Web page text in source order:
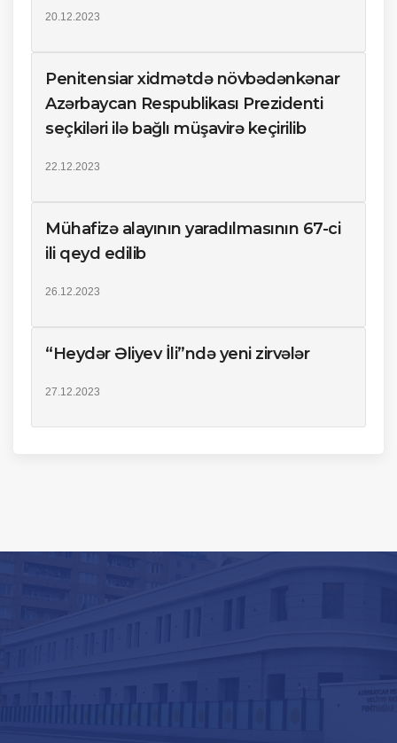
20.12.2023
Penitensiar xidmətdə növbədənkənar
Azərbaycan Respublikası Prezidenti
seçkiləri ilə bağlı müşavirə keçirilib
22.12.2023
Mühafizə alayının yaradılmasının 67-ci
ili qeyd edilib
26.12.2023
“Heydər Əliyev İli”ndə yeni zirvələr
27.12.2023